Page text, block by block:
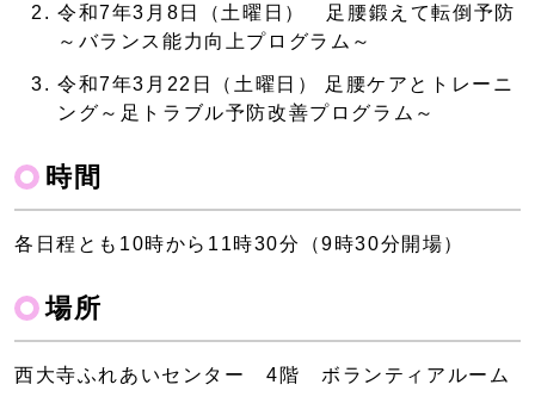
令和7年3月8日（土曜日） 足腰鍛えて転倒予防
～バランス能力向上プログラム～
令和7年3月22日（土曜日） 足腰ケアとトレーニ
ング～足トラブル予防改善プログラム～
時間
各日程とも10時から11時30分（9時30分開場）
場所
西大寺ふれあいセンター 4階 ボランティアルーム